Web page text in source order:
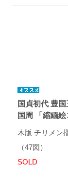
国貞初代 豊
国周 「縮緬絵
木版 チリメ
（47図）
SOLD